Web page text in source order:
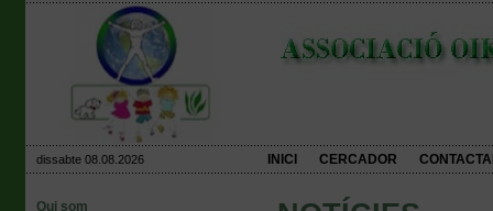
dissabte 08.08.2026 INICI CERCADOR
Qui som